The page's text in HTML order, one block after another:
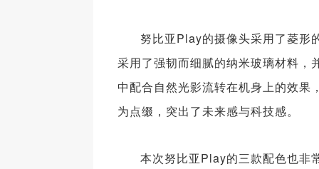
努比亚Play的摄像头采用了菱形
采用了强韧而细腻的纳米玻璃材料，
中配合自然光影流转在机身上的效
为点缀，突出了未来感与科技感。
本次努比亚Play的三款配色也非